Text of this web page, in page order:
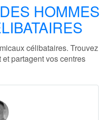
HOMMES
célibataires. Trouvez
partagent vos centres